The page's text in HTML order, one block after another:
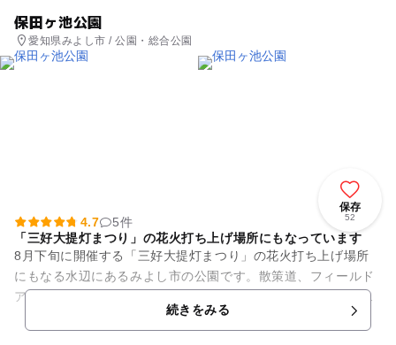
保田ヶ池公園
愛知県みよし市 / 公園・総合公園
保存
52
4.7
5件
「三好大提灯まつり」の花火打ち上げ場所にもなっています
8月下旬に開催する「三好大提灯まつり」の花火打ち上げ場所
にもなる水辺にあるみよし市の公園です。散策道、フィールド
アスレチックがあり、また、カヌーポロ競技場も整備されてお
り、2004年には世界カヌ...続きをみる